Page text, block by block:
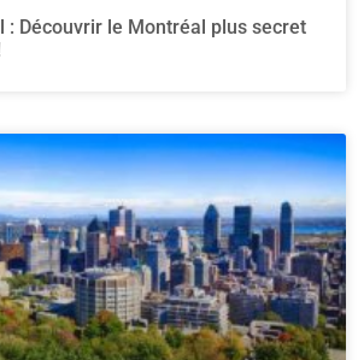
: Découvrir le Montréal plus secret